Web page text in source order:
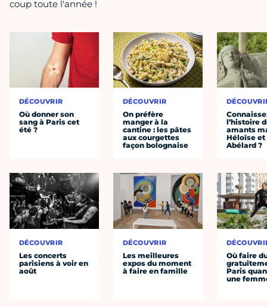
coup toute l'année !
DÉCOUVRIR
Où donner son
sang à Paris cet
été ?
DÉCOUVRIR
Les concerts
parisiens à voir en
août
DÉCOUVRIR
On préfère
manger à la
cantine : les pâtes
aux courgettes
façon bolognaise
DÉCOUVRIR
Les meilleures
expos du moment
à faire en famille
l’histoire
amants
Héloïse et
Abélard ?
Où faire
Paris
une